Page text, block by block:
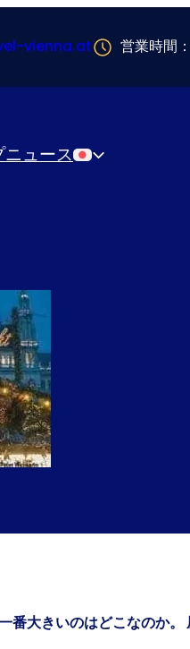
vienna.at 営業時間
ニュース 日本語
番大きいのはどこなのか。